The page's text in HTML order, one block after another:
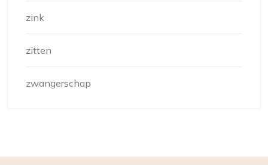
zink
zitten
zwangerschap